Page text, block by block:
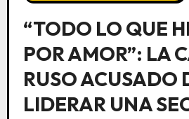
“TODO LO QUE
POR AMOR”: LA
RUSO ACUSADO
LIDERAR UNA